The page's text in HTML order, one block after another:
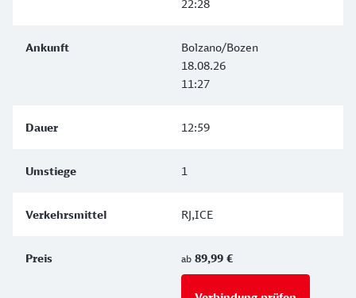
22:28
Bolzano/Bozen
18.08.26
11:27
12:59
1
RJ,ICE
ab 89,99 €